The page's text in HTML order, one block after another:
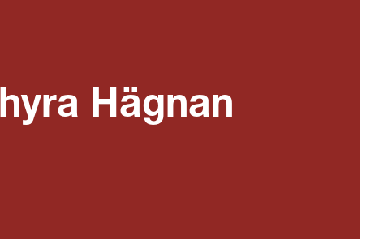
Hägnan